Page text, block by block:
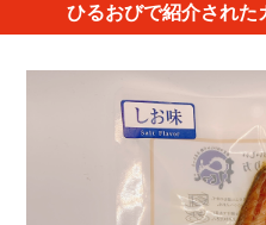
ひるおびで紹介された